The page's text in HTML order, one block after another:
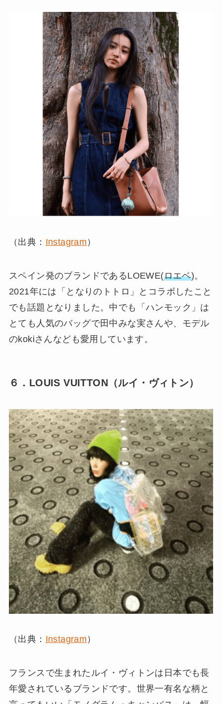
（出典： Instagram ）
スペイン発のブランドであるLOEWE(ロエベ)。
2021年には「となりのトトロ」とコラボしたこと
でも話題となりました。中でも「ハンモック」は
とても人気のバッグで田中みな実さんや、モデル
のkokiさんなども愛用しています。
６．LOUIS VUITTON（ルイ・ヴィトン）
（出典： Instagram ）
フランスで生まれたルイ・ヴィトンは日本でも長
年愛されているブランドです。世界一有名な柄と